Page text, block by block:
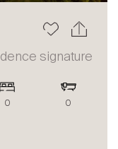
signature
0 0